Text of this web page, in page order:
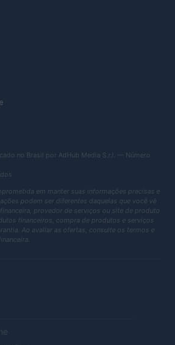
no Brasil por AdHub Media S.r.l. — Número
em manter suas informações precisas e
podem ser diferentes daquelas que você vê
provedor de serviços ou site de produto
financeiros, compra de produtos e serviços
Ao avaliar as ofertas, consulte os termos e